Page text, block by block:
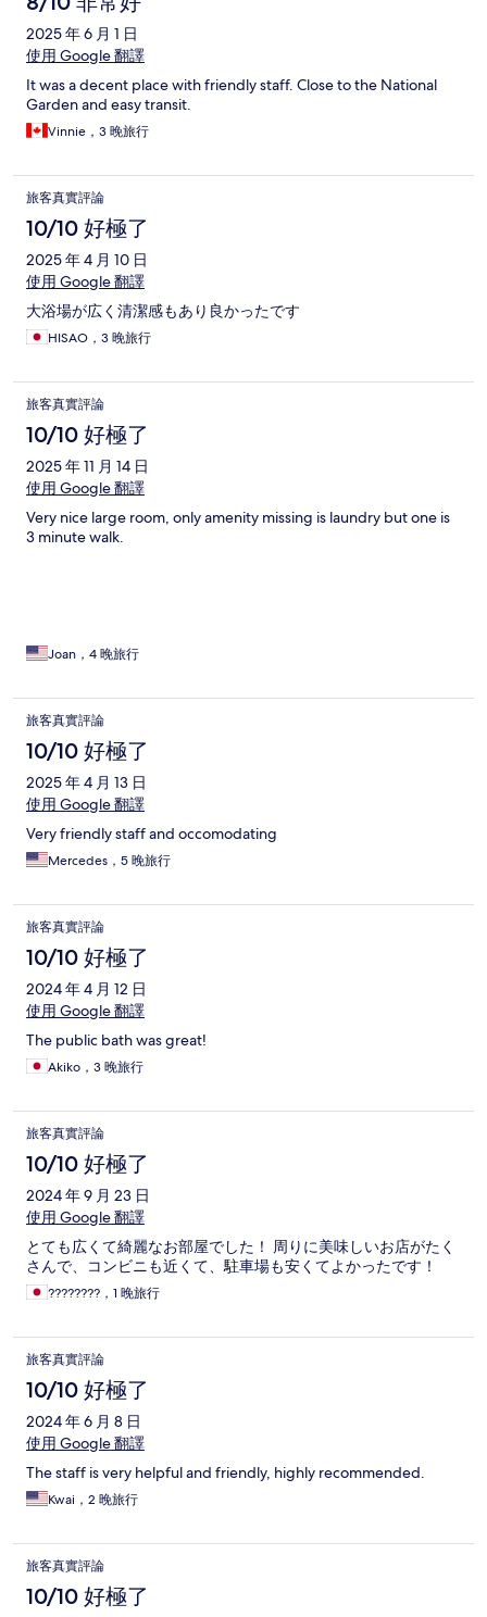
2025 年 6 月 1 日
使用 Google 翻譯
It was a decent place with friendly staff. Close to the National
Garden and easy transit.
Vinnie，3 晚旅行
旅客真實評論
10/10 好極了
2025 年 4 月 10 日
使用 Google 翻譯
大浴場が広く清潔感もあり良かったです
HISAO，3 晚旅行
旅客真實評論
10/10 好極了
2025 年 11 月 14 日
使用 Google 翻譯
Very nice large room, only amenity missing is laundry but one is
3 minute walk.
Joan，4 晚旅行
旅客真實評論
10/10 好極了
2025 年 4 月 13 日
使用 Google 翻譯
Very friendly staff and occomodating
Mercedes，5 晚旅行
旅客真實評論
10/10 好極了
2024 年 4 月 12 日
使用 Google 翻譯
The public bath was great!
Akiko，3 晚旅行
旅客真實評論
10/10 好極了
2024 年 9 月 23 日
使用 Google 翻譯
とても広くて綺麗なお部屋でした！ 周りに美味しいお店がたく
さんで、コンビニも近くて、駐車場も安くてよかったです！
????????，1 晚旅行
旅客真實評論
10/10 好極了
2024 年 6 月 8 日
使用 Google 翻譯
The staff is very helpful and friendly, highly recommended.
Kwai，2 晚旅行
旅客真實評論
10/10 好極了